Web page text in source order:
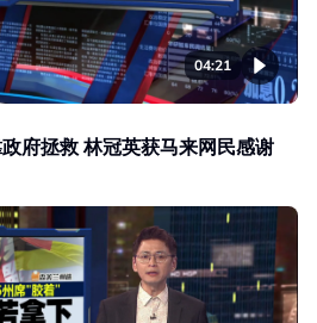
04:21
府拯救 林冠英获马来网民感谢